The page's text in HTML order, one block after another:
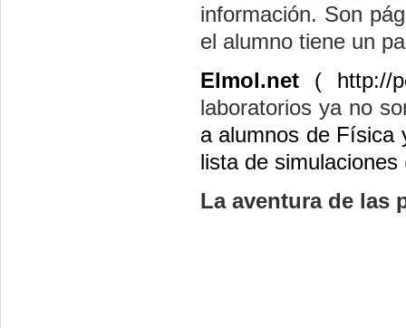
información. Son
el alumno tiene un
Elmol.net ( http://
laboratorios ya no
a alumnos de Física
lista de
La aventura de las